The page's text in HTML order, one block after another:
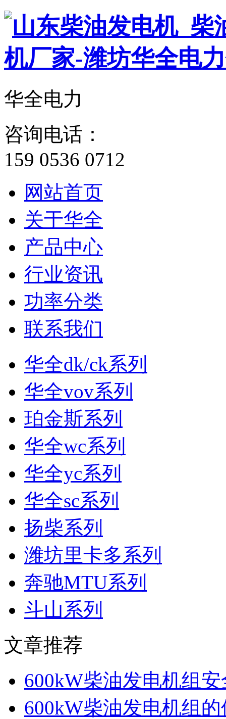
华全电力
咨询电话：
159 0536 0712
网站首页
关于华全
产品中心
行业资讯
功率分类
联系我们
华全dk/ck系列
华全vov系列
珀金斯系列
华全wc系列
华全yc系列
华全sc系列
扬柴系列
潍坊里卡多系列
奔驰MTU系列
斗山系列
文章推荐
600kW柴油发电机组
600kW柴油发电机组